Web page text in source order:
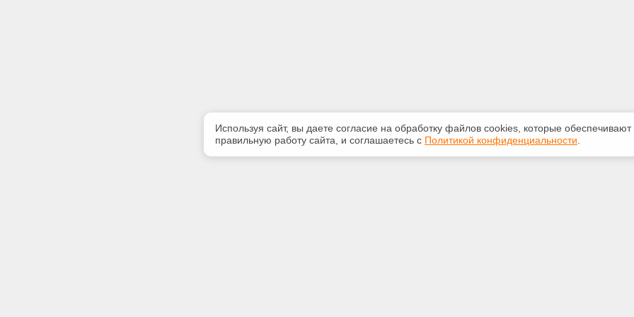
Используя сайт, вы даете согласие на обработку файлов сооkiеs, которые обеспечивают
правильную работу сайта, и соглашаетесь с Политикой конфиденциальности